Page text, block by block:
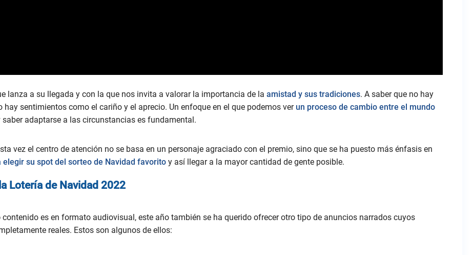
lanza a su llegada y con la que nos invita a valorar la importancia de la amistad y sus tradiciones. A saber que no hay
sentimientos como el cariño y el aprecio. Un enfoque en el que podemos ver un proceso de cambio entre el mundo
adaptarse a las circunstancias es fundamental.
vez el centro de atención no se basa en un personaje agraciado con el premio, sino que se ha puesto más énfasis en
su spot del sorteo de Navidad favoritoy así llegar a la mayor cantidad de gente posible.
Lotería de Navidad 2022
es en formato audiovisual, este año también se ha querido ofrecer otro tipo de anuncios narrados cuyos
reales. Estos son algunos de ellos: